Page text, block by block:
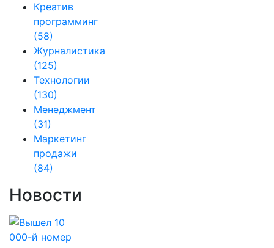
Креатив
программинг
(58)
Журналистика
(125)
Технологии
(130)
Менеджмент
(31)
Маркетинг
продажи
(84)
Новости